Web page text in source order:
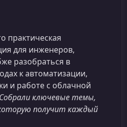
практическая
для инженеров,
разобраться в
к автоматизации,
и работе с облачной
Собрали ключевые темы,
получит каждый